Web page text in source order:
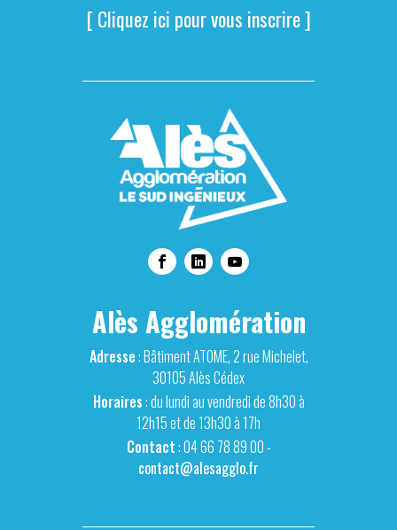
[ Cliquez ici pour vous inscrire ]
Alès Agglomération
Adresse: Bâtiment ATOME, 2 rue Michelet,
30105 Alès Cédex
Horaires: du lundi au vendredi de 8h30 à
12h15 et de 13h30 à 17h
Contact: 04 66 78 89 00 -
contact@alesagglo.fr